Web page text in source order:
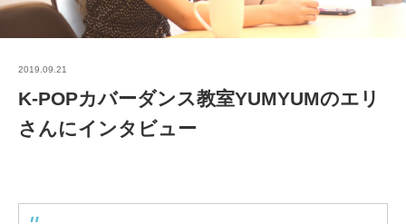
2019.09.21
K-POPカバーダンス教室YUMYUMのエリ
さんにインタビュー